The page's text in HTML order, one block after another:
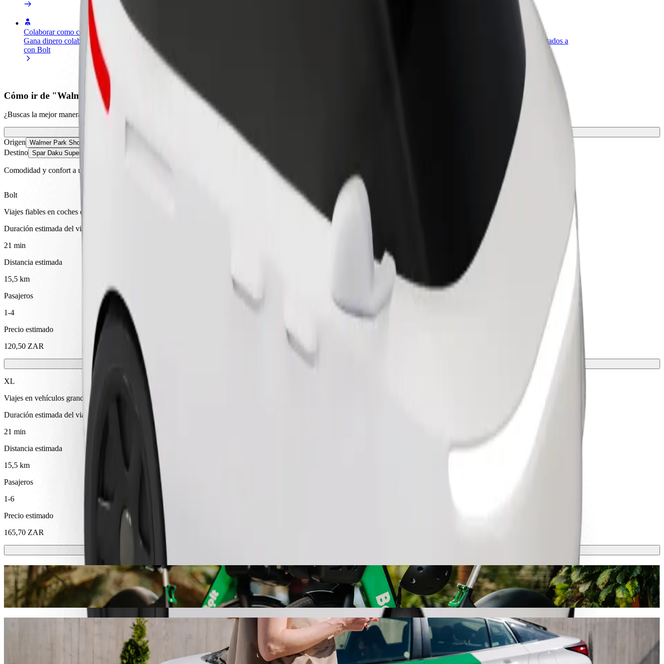
Colaborar como conductor
Gana dinero colaborando
con Bolt
Colaborar como repartidor
Reparte comida y cobra todas las
Productos y servicios de Bolt adaptados a
Cómo ir de "Walmer Park Shopping Center" a "Spar Daku Superspar"
¿Buscas la mejor manera de ir de "Walmer Park Shopping Center" a "Spar Daku Superspar"? Echa un vistazo a nuestros servicios y encuentra la mejor opción para tu viaje.
Origen Walmer Park Shopping Center
Destino Spar Daku Superspar
Comodidad y confort a un botón de distancia
Bolt
Viajes fiables en coches estándar de tamaño medio.
Duración estimada del viaje
21 min
Distancia estimada
15,5 km
Pasajeros
1-4
Precio estimado
120,50 ZAR
XL
Viajes en vehículos grandes con capacidad para 6 personas
Duración estimada del viaje
21 min
Distancia estimada
15,5 km
Pasajeros
1-6
Precio estimado
165,70 ZAR
Patinetes o bicis eléctricas
Muévete por Port Elizabeth en patinete o bici eléctrica
Descargar la app de Bolt
Ve de "Walmer Park Shopping Center" a "Spar Daku Superspar" con Bolt
Te recomendamos que elijas Bolt si buscas el mejor precio para ir a "Spar Daku Superspar". Con Bolt, el trayecto suele hacerse en 21 min y cuesta aproximadamente 118,40 ZAR ZAR. Sea cual sea la ocasión,
encontraremos el vehículo perfecto para ti.